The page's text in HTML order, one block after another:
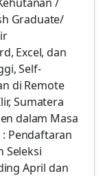
Graduate/
Excel, dan
Self-
di Remote
Sumatera
dalam Masa
Pendaftaran
Seleksi
April dan